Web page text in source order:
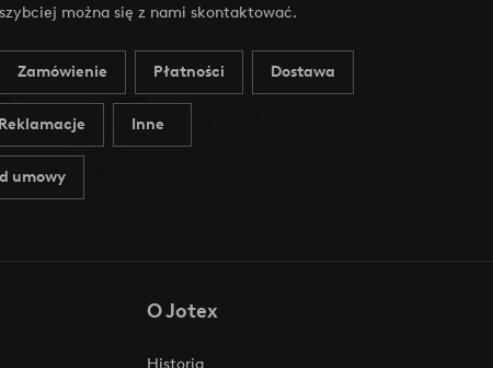
można się z nami skontaktować.
Zamówienie Płatności Dostawa
Inne
umowy
O Jotex
Historia